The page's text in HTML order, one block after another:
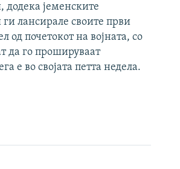
додека јеменските
лансирале своите први
од почетокот на војната, со
да го прошируваат
е во својата петта недела.